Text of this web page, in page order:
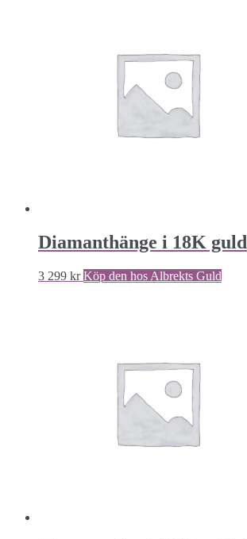
Diamanthänge i 18K guld
3 299 kr Köp den hos Albrekts Guld